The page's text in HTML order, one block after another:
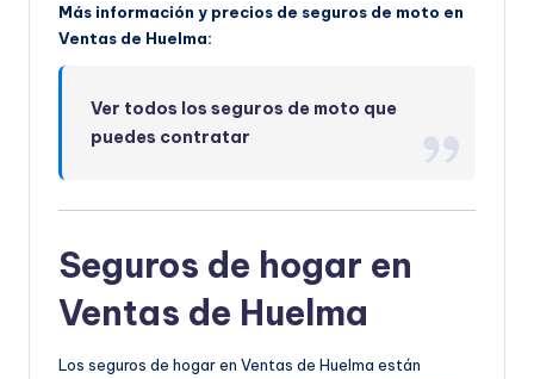
Más información y precios de seguros de moto en
Ventas de Huelma:
Ver todos los seguros de moto que
puedes contratar
Seguros de hogar en
Ventas de Huelma
Los seguros de hogar en Ventas de Huelma están